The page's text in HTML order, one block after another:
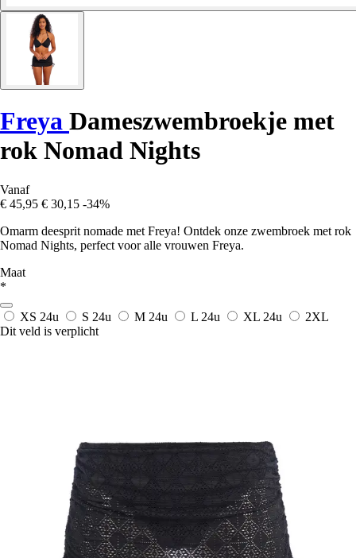
Freya Dameszwembroekje met
rok Nomad Nights
Vanaf
€ 45,95 € 30,15 -34%
Omarm deesprit nomade met Freya! Ontdek onze zwembroek met rok
Nomad Nights, perfect voor alle vrouwen Freya.
Maat
*
XS 24u S 24u M 24u L 24u XL 24u
2XL
Dit veld is verplicht